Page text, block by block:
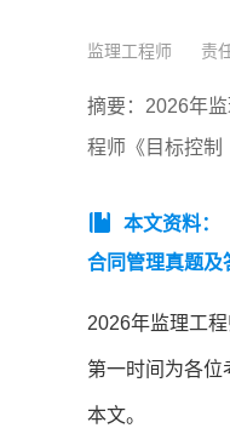
监理工程师 责
摘要：2026年
程师《目标控制
本文资料：
合同管理真题及
5）】 【监理工
2026年监理工
第一时间为各位
本文。